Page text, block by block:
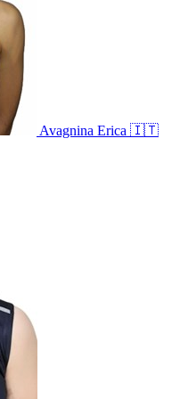
Avagnina Erica 🇮🇹